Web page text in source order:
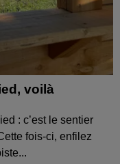
voilà
: c’est le sentier
fois-ci, enfilez